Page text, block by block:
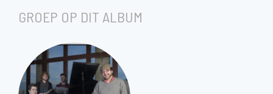
GROEP OP DIT ALBUM